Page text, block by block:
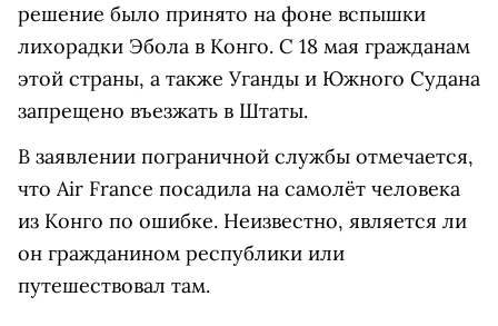
решение было принято на фоне вспышки
лихорадки Эбола в Конго. С 18 мая гражданам
этой страны, а также Уганды и Южного Судана
запрещено въезжать в Штаты.
В заявлении пограничной службы отмечается,
что Air France посадила на самолёт человека
из Конго по ошибке. Неизвестно, является ли
он гражданином республики или
путешествовал там.